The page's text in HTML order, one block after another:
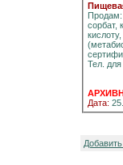
Продам:
сорбат,
Тел.
Дата: